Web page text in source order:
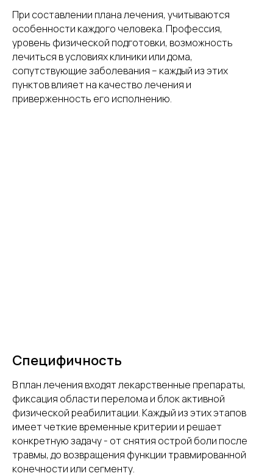
При составлении плана лечения, учитываются
особенности каждого человека. Профессия,
уровень физической подготовки, возможность
лечиться в условиях клиники или дома,
сопутствующие заболевания – каждый из этих
пунктов влияет на качество лечения и
приверженность его исполнению.
Специфичность
В план лечения входят лекарственные препараты,
фиксация области перелома и блок активной
физической реабилитации. Каждый из этих этапов
имеет четкие временные критерии и решает
конкретную задачу - от снятия острой боли после
травмы, до возвращения функции травмированной
конечности или сегменту.